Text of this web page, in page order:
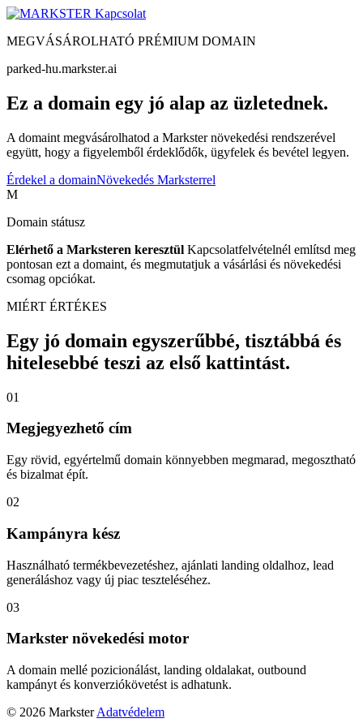
Kapcsolat
MEGVÁSÁROLHATÓ PRÉMIUM DOMAIN
parked-hu.markster.ai
Ez a domain egy jó alap az üzletednek.
A domaint megvásárolhatod a Markster növekedési rendszerével
együtt, hogy a figyelemből érdeklődők, ügyfelek és bevétel legyen.
Érdekel a domainNövekedés Marksterrel
M
Domain státusz
Elérhető a Marksteren keresztül Kapcsolatfelvételnél említsd meg
pontosan ezt a domaint, és megmutatjuk a vásárlási és növekedési
csomag opciókat.
MIÉRT ÉRTÉKES
Egy jó domain egyszerűbbé, tisztábbá és
hitelesebbé teszi az első kattintást.
01
Megjegyezhető cím
Egy rövid, egyértelmű domain könnyebben megmarad, megosztható
és bizalmat épít.
02
Kampányra kész
Használható termékbevezetéshez, ajánlati landing oldalhoz, lead
generáláshoz vagy új piac teszteléséhez.
03
Markster növekedési motor
A domain mellé pozicionálást, landing oldalakat, outbound
kampányt és konverziókövetést is adhatunk.
© 2026 Markster Adatvédelem